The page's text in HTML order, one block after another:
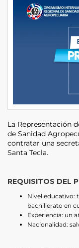
La Representación
de Sanidad
contratar una
Santa Tecla.
REQUISITOS DEL
Nivel educativo:
bachillerato en
Experiencia: un
Nacionalidad: